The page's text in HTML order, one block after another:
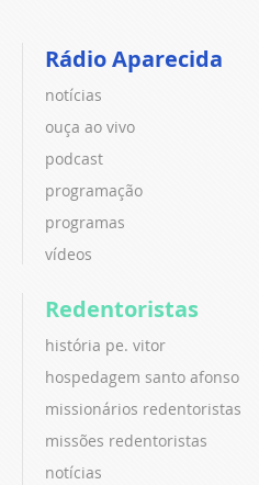
Rádio Aparecida
notícias
ouça ao vivo
podcast
programação
programas
vídeos
Redentoristas
história pe. vitor
hospedagem santo afonso
missionários redentoristas
missões redentoristas
notícias